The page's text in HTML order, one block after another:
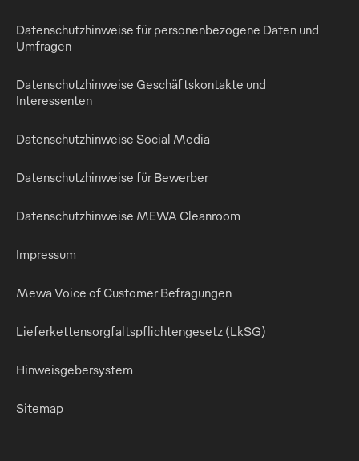
Datenschutzhinweise für personenbezogene Daten und
Umfragen
Datenschutzhinweise Geschäftskontakte und
Interessenten
Datenschutzhinweise Social Media
Datenschutzhinweise für Bewerber
Datenschutzhinweise MEWA Cleanroom
Impressum
Mewa Voice of Customer Befragungen
Lieferkettensorgfaltspflichtengesetz (LkSG)
Hinweisgebersystem
Sitemap